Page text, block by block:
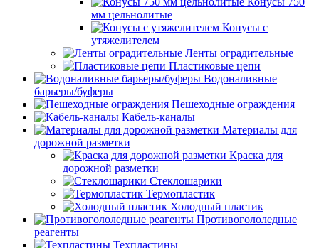
мм цельнолитые
Конусы с
утяжелителем
Ленты оградительные
Пластиковые цепи
Водоналивные
барьеры/буферы
Пешеходные ограждения
Кабель-каналы
Материалы для
дорожной разметки
Краска для
дорожной разметки
Стеклошарики
Термопластик
Холодный пластик
Противогололедные
реагенты
Техпластины